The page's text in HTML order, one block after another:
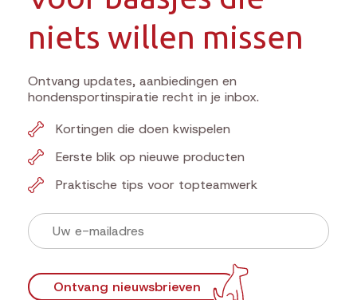
niets willen missen
Ontvang updates, aanbiedingen en
hondensportinspiratie recht in je inbox.
Kortingen die doen kwispelen
Eerste blik op nieuwe producten
Praktische tips voor topteamwerk
Ontvang nieuwsbrieven